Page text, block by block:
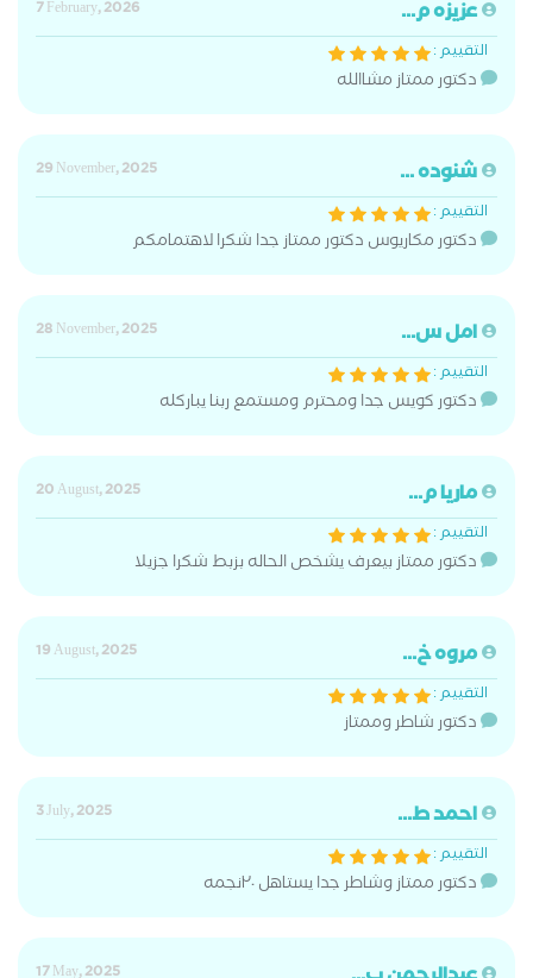
عزيزه م...
7 February, 2026
التقييم :
دكتور ممتاز مشاالله
شنوده ...
29 November, 2025
التقييم :
دكتور مكاريوس دكتور ممتاز جدا شكرا لاهتمامكم
امل س...
28 November, 2025
التقييم :
دكتور كويس جدا ومحترم ومستمع ربنا يباركله
ماريا م...
20 August, 2025
التقييم :
دكتور ممتاز بيعرف يشخص الحاله بزبط شكرا جزيلا
مروه خ...
19 August, 2025
التقييم :
دكتور شاطر وممتاز
احمد ط...
3 July, 2025
التقييم :
دكتور ممتاز وشاطر جدا يستاهل ٢٠نجمه